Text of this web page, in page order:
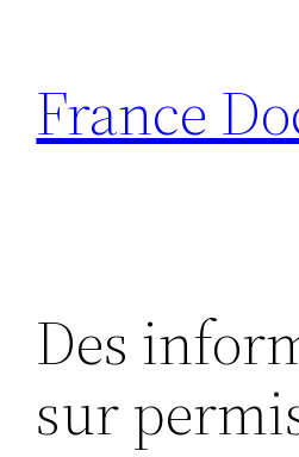
contenu
France
Des
sur